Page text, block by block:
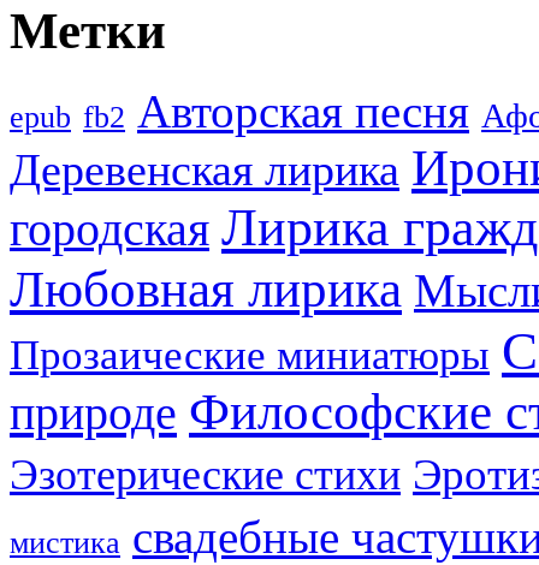
Метки
epub fb2 Авторская песня
Деревенская лирика
городская Лирика
Любовная лирика
Прозаические миниатюры
природе Философские
Эзотерические стихи
мистика свадебные